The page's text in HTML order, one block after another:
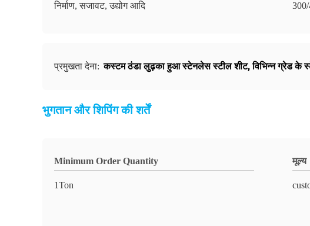
निर्माण, सजावट, उद्योग आदि
प्रमुखता देना: कस्टम ठंडा लुढ़का हुआ स्टेनलेस स्टील शीट,विभिन्न ग्रेड के
भुगतान और शिपिंग की शर्तें
Minimum Order Quantity
1Ton
मूल्य